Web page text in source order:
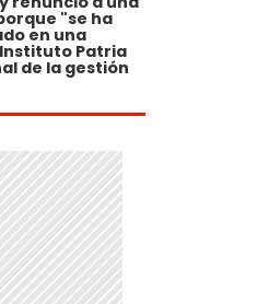
"se ha
en una
Patria
de la gestión